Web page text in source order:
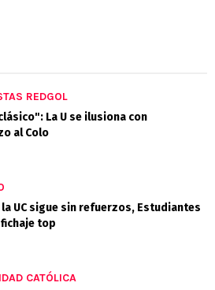
REDGOL
La U se ilusiona con
al Colo
UC sigue sin refuerzos, Estudiantes
top
CATÓLICA